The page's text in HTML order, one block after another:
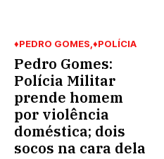
♦PEDRO GOMES ♦POLÍCIA
Pedro Gomes:
Polícia Militar
prende homem
por violência
doméstica; dois
socos na cara dela